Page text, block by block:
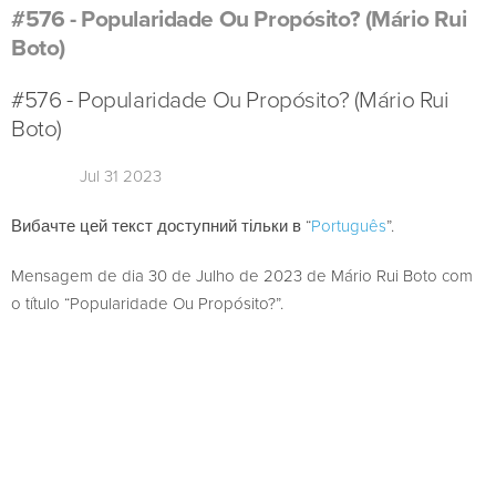
#576 - Popularidade Ou Propósito? (Mário Rui
Boto)
#576 - Popularidade Ou Propósito? (Mário Rui
Boto)
Jul 31 2023
Вибачте цей текст доступний тільки в “Português”.
Mensagem de dia 30 de Julho de 2023 de Mário Rui Boto com
o título “Popularidade Ou Propósito?”.